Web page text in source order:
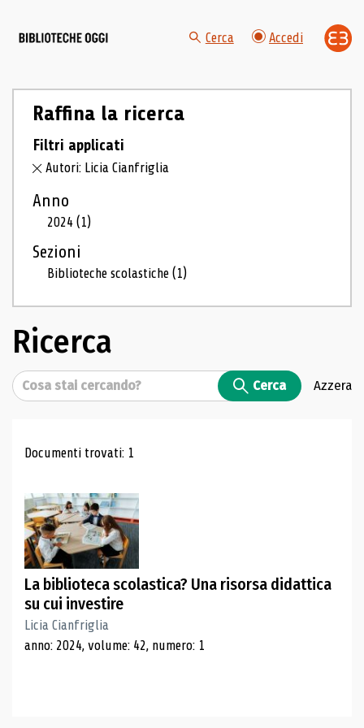
Cerca Accedi
Raffina la ricerca
Filtri applicati
Autori: Licia Cianfriglia
Anno
2024(1)
Sezioni
Biblioteche scolastiche(1)
Ricerca
Cerca Cerca Azzera
Risultati di ricerca
Documenti trovati: 1
La biblioteca scolastica? Una risorsa didattica
su cui investire
Licia Cianfriglia
anno: 2024, volume: 42, numero: 1